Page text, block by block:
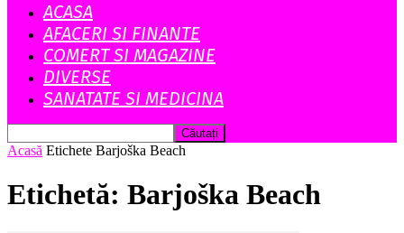
ACASA
AFACERI SI FINANTE
COMERT SI MAGAZINE
DIVERSE
SANATATE SI MEDICINA
Acasă Etichete Barjoška Beach
Etichetă: Barjoška Beach